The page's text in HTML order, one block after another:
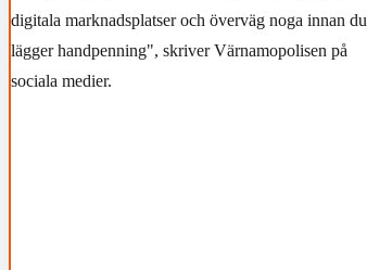
digitala marknadsplatser och överväg noga innan du
lägger handpenning", skriver Värnamopolisen på
sociala medier.